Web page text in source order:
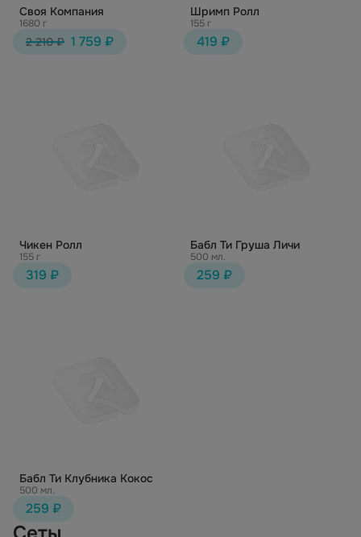
Своя Компания
1680 г
2 210 ₽ 1 759 ₽
Шримп Ролл
155 г
419 ₽
Чикен Ролл
155 г
319 ₽
Бабл Ти Груша Личи
500 мл.
259 ₽
Бабл Ти Клубника Кокос
500 мл.
259 ₽